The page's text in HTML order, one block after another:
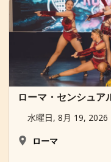
ローマ・センシュア
水曜日, 8月 19,
ローマ